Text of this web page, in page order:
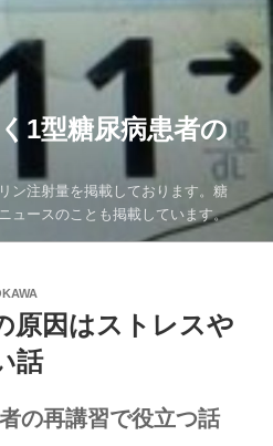
1型糖尿病患者の
ン注射量を掲載しております。糖
ュースのことも掲載しています。
原因はストレスや
話
の再講習で役立つ話